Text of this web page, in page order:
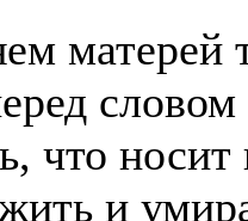
матерей
что носит
и